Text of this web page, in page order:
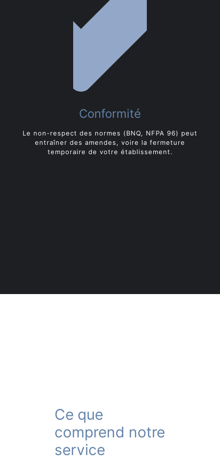
Conformité
Le non-respect des normes (BNQ, NFPA 96) peut
entraîner des amendes, voire la fermeture
temporaire de votre établissement.
Ce que
comprend notre
service